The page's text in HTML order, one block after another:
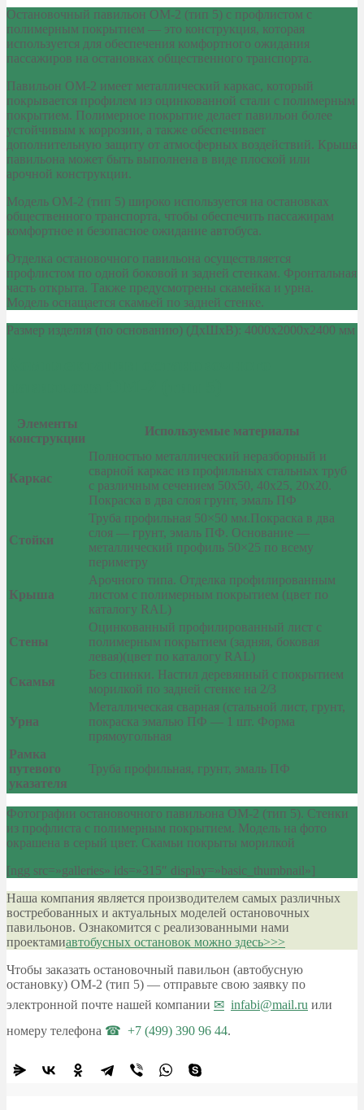
Остановочный павильон ОМ-2 (тип 5) с профлистом с
полимерным покрытием — это конструкция, которая
используется для обеспечения комфортного ожидания
пассажиров на остановках общественного транспорта.
Павильон ОМ-2 имеет металлический каркас, который
покрывается профилем из оцинкованной стали с полимерным
покрытием. Полимерное покрытие делает павильон более
устойчивым к коррозии, а также обеспечивает
дополнительную защиту от атмосферных воздействий. Крыша
павильона может быть выполнена в виде плоской или
арочной конструкции.
Модель ОМ-2 (тип 5) широко используется на остановках
общественного транспорта, чтобы обеспечить пассажирам
комфортное и безопасное ожидание автобуса.
Отделка остановочного павильона осуществляется
профлистом по одной боковой и задней стенкам. Фронтальная
часть открыта. Также предусмотрены скамейка и урна.
Модель оснащается скамьей по задней стенке.
Размер изделия (по основанию) (ДхШхВ): 4000x2000x2400 мм
Элементы
конструкции
Используемые материалы
Каркас
Полностью металлический неразборный и
сварной каркас из профильных стальных труб
с различным сечением 50х50, 40х25, 20х20.
Покраска в два слоя грунт, эмаль ПФ
Стойки
Труба профильная 50×50 мм.Покраска в два
слоя — грунт, эмаль ПФ. Основание —
металлический профиль 50×25 по всему
периметру
Крыша
Арочного типа. Отделка профилированным
листом с полимерным покрытием (цвет по
каталогу RAL)
Стены
Оцинкованный профилированный лист с
полимерным покрытием (задняя, боковая
левая)(цвет по каталогу RAL)
Скамья
Без спинки. Настил деревянный с покрытием
морилкой по задней стенке на 2/3
Урна
Металлическая сварная (стальной лист, грунт,
покраска эмалью ПФ — 1 шт. Форма
прямоугольная
Рамка
путевого
указателя
Труба профильная, грунт, эмаль ПФ
Фотографии остановочного павильона ОМ-2 (тип 5). Стенки
из профлиста с полимерным покрытием. Модель на фото
окрашена в серый цвет. Скамьи покрыты морилкой
[ngg src=»galleries» ids=»315″ display=»basic_thumbnail»]
Наша компания является производителем самых различных
востребованных и актуальных моделей остановочных
павильонов. Ознакомится с реализованными нами
проектамиавтобусных остановок можно здесь>>>
Чтобы заказать остановочный павильон (автобусную
остановку) ОМ-2 (тип 5) — отправьте свою заявку по
электронной почте нашей компании
infabi@mail.ru или
номеру телефона
+7 (499) 390 96 44.